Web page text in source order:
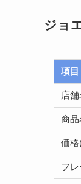
ジョ
項目
店舗
商品
価格
フ